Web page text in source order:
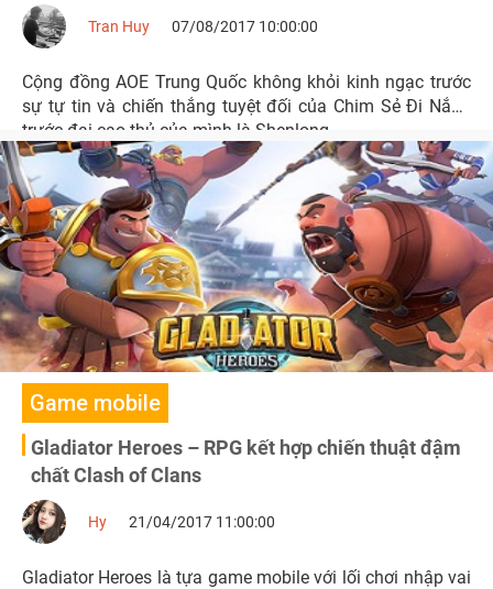
Tran Huy 07/08/2017 10:00:00
Cộng đồng AOE Trung Quốc không khỏi kinh ngạc trước
sự tự tin và chiến thắng tuyệt đối của Chim Sẻ Đi Nắng
trước đại cao thủ của mình là Shenlong.
Game mobile
Gladiator Heroes – RPG kết hợp chiến thuật đậm
chất Clash of Clans
Hy 21/04/2017 11:00:00
Gladiator Heroes là tựa game mobile với lối chơi nhập vai